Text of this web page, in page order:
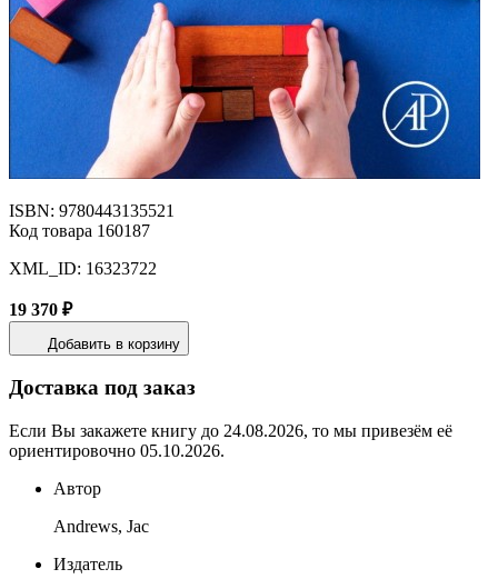
ISBN: 9780443135521
Код товара 160187
XML_ID: 16323722
19 370 ₽
Добавить в корзину
Доставка под заказ
Если Вы закажете книгу до 24.08.2026, то мы привезём её
ориентировочно 05.10.2026.
Автор
Andrews, Jac
Издатель